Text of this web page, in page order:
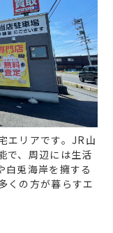
エリアです。JR山
で、周辺には生活
白兎海岸を擁する
くの方が暮らすエ